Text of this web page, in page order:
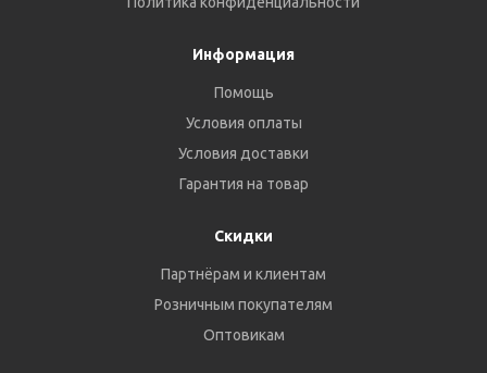
Информация
Помощь
Условия оплаты
Условия доставки
Гарантия на товар
Скидки
Партнёрам и клиентам
Розничным покупателям
Оптовикам